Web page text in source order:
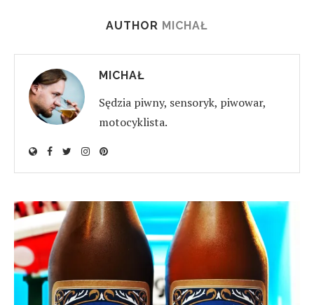
AUTHOR MICHAŁ
MICHAŁ
Sędzia piwny, sensoryk, piwowar,
motocyklista.